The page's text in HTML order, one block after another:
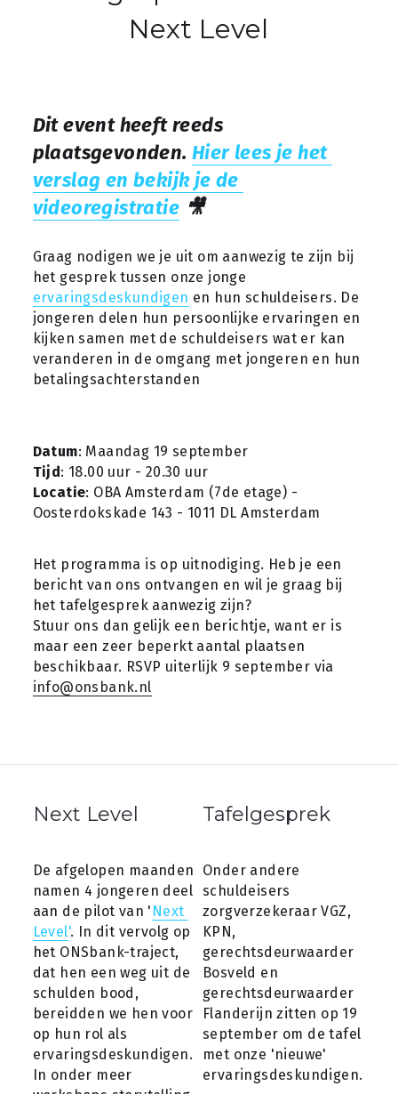
Next Level
Dit event heeft reeds
plaatsgevonden. Hier lees je het
verslag en bekijk je de
videoregistratie 🎥
Graag nodigen we je uit om aanwezig te zijn bij
ervaringsdeskundigen en hun schuldeisers. De
jongeren delen hun persoonlijke ervaringen en
kijken samen met de schuldeisers wat er kan
veranderen in de omgang met jongeren en hun
betalingsachterstanden
Datum: Maandag 19 september
Tijd: 18.00 uur - 20.30 uur
Locatie: OBA Amsterdam (7de etage) -
Oosterdokskade 143 - 1011 DL Amsterdam
Het programma is op uitnodiging. Heb je een
bericht van ons ontvangen en wil je graag bij
het tafelgesprek aanwezig zijn?
Stuur ons dan gelijk een berichtje, want er is
maar een zeer beperkt aantal plaatsen
info@onsbank.nl
Next Level
De afgelopen maanden
namen 4 jongeren deel
aan de pilot van ' Next
Level'. In dit vervolg op
het ONSbank-traject,
dat hen een weg uit de
schulden bood,
bereidden we hen voor
op hun rol als
ervaringsdeskundigen.
In onder meer
Tafelgesprek
Onder andere
schuldeisers
zorgverzekeraar VGZ,
KPN,
gerechtsdeurwaarder
Bosveld en
gerechtsdeurwaarder
Flanderijn zitten op 19
september om de tafel
met onze 'nieuwe'
ervaringsdeskundigen.